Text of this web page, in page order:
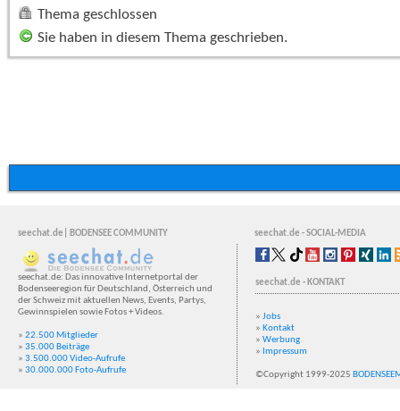
Thema geschlossen
Sie haben in diesem Thema geschrieben.
seechat.de| BODENSEE COMMUNITY seechat.de - SOCIAL-MEDIA
seechat.de: Das innovative Internetportal der
Bodenseeregion für Deutschland, Österreich und
der Schweiz mit aktuellen News, Events, Partys,
Gewinnspielen sowie Fotos + Videos.
» 22.500 Mitglieder
» 35.000 Beiträge
» 3.500.000 Video-Aufrufe
» 30.000.000 Foto-Aufrufe
seechat.de - KONTAKT
» Jobs
» Kontakt
» Werbung
» Impressum
©Copyright 1999-2025